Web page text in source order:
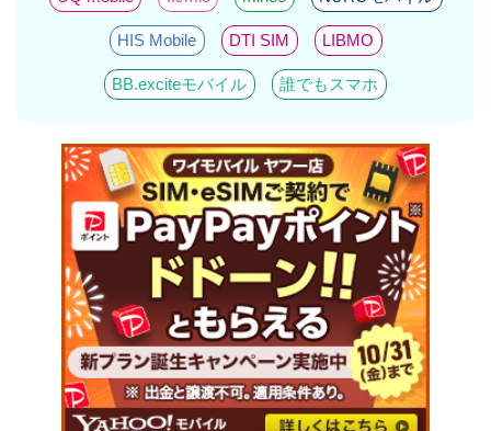
HIS Mobile DTI SIM LIBMO
BB.exciteモバイル 誰でもスマホ